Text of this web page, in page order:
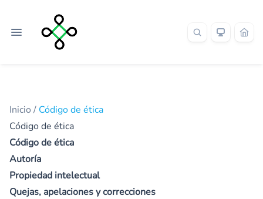
Inicio / Código de ética
Código de ética
Código de ética
Autoría
Propiedad intelectual
Quejas, apelaciones y correcciones